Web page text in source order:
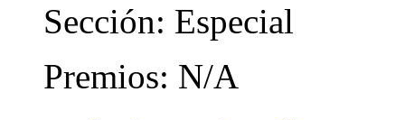
Sección: Especial
Premios: N/A